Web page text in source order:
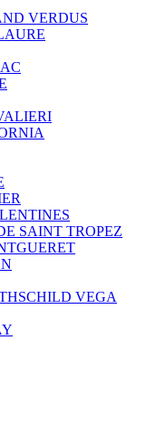
VERDUS
SAINT TROPEZ
VEGA